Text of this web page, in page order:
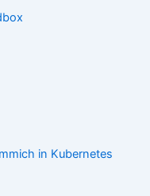
in Kubernetes